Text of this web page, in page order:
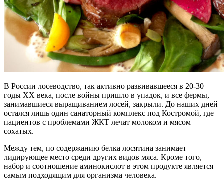
В России лосеводство, так активно развивавшееся в 20-30
годы ХХ века, после войны пришло в упадок, и все фермы,
занимавшиеся выращиванием лосей, закрыли. До наших дней
остался лишь один санаторный комплекс под Костромой, где
пациентов с проблемами ЖКТ лечат молоком и мясом
сохатых.
Между тем, по содержанию белка лосятина занимает
лидирующее место среди других видов мяса. Кроме того,
набор и соотношение аминокислот в этом продукте является
самым подходящим для организма человека.